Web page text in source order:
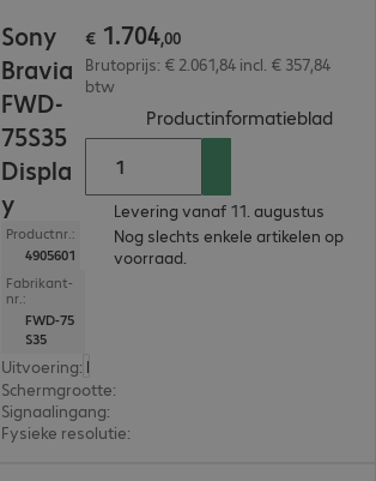
Sony
Bravia
FWD-
75S35
Displa
y
Productnr.:
4905601
Fabrikant-
nr.:
FWD-75
S35
Uitvoering: Europa
Schermgrootte:
Signaalingang:
Fysieke resolutie:
€ 1.704,00
Brutoprijs: € 2.061,84 incl. € 357,84
btw
Productinformatieblad
Levering vanaf 11. augustus
Nog slechts enkele artikelen op
voorraad.